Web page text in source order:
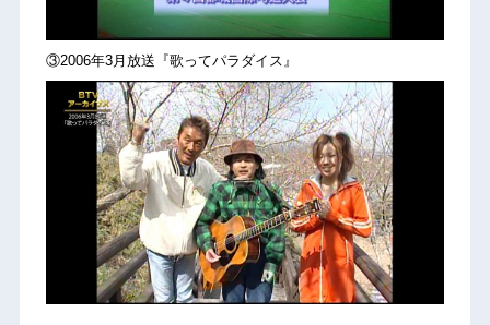
③2006年3月放送『歌ってパラダイス』